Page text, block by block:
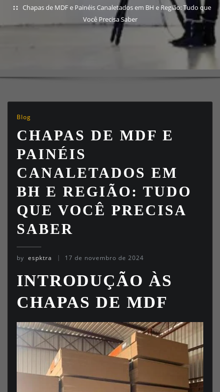
Chapas de MDF e Painéis Canaletados em BH e Região: Tudo que
Você Precisa Saber
Blog
CHAPAS DE MDF E
PAINÉIS
CANALETADOS EM
BH E REGIÃO: TUDO
QUE VOCÊ PRECISA
SABER
by espktra 17 de novembro de 2024
INTRODUÇÃO ÀS
CHAPAS DE MDF